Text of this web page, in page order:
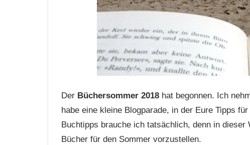
Der Büchersommer 2018hat begonnen. Ich
habe eine kleine Blogparade, in der Eure Tipps
Buchtipps brauche ich tatsächlich, denn in
Bücher für den Sommer vorzustellen.